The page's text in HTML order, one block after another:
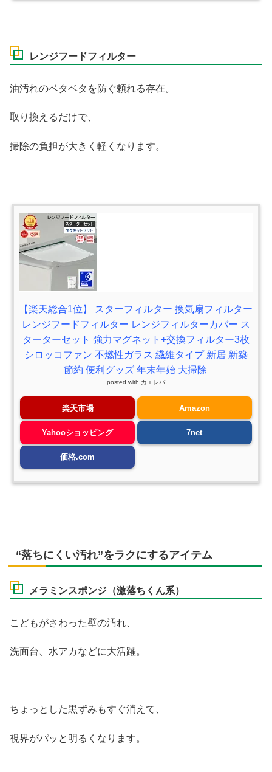
レンジフードフィルター
油汚れのベタベタを防ぐ頼れる存在。
取り換えるだけで、
掃除の負担が大きく軽くなります。
【楽天総合1位】 スターフィルター 換気扇フィルター
レンジフードフィルター レンジフィルターカバー ス
ターターセット 強力マグネット+交換フィルター3枚
シロッコファン 不燃性ガラス 繊維タイプ 新居 新築
節約 便利グッズ 年末年始 大掃除
posted with カエレバ
楽天市場 Amazon
Yahooショッピング 7net
価格.com
“落ちにくい汚れ”をラクにするアイテム
メラミンスポンジ（激落ちくん系）
こどもがさわった壁の汚れ、
洗面台、水アカなどに大活躍。
ちょっとした黒ずみもすぐ消えて、
視界がパッと明るくなります。